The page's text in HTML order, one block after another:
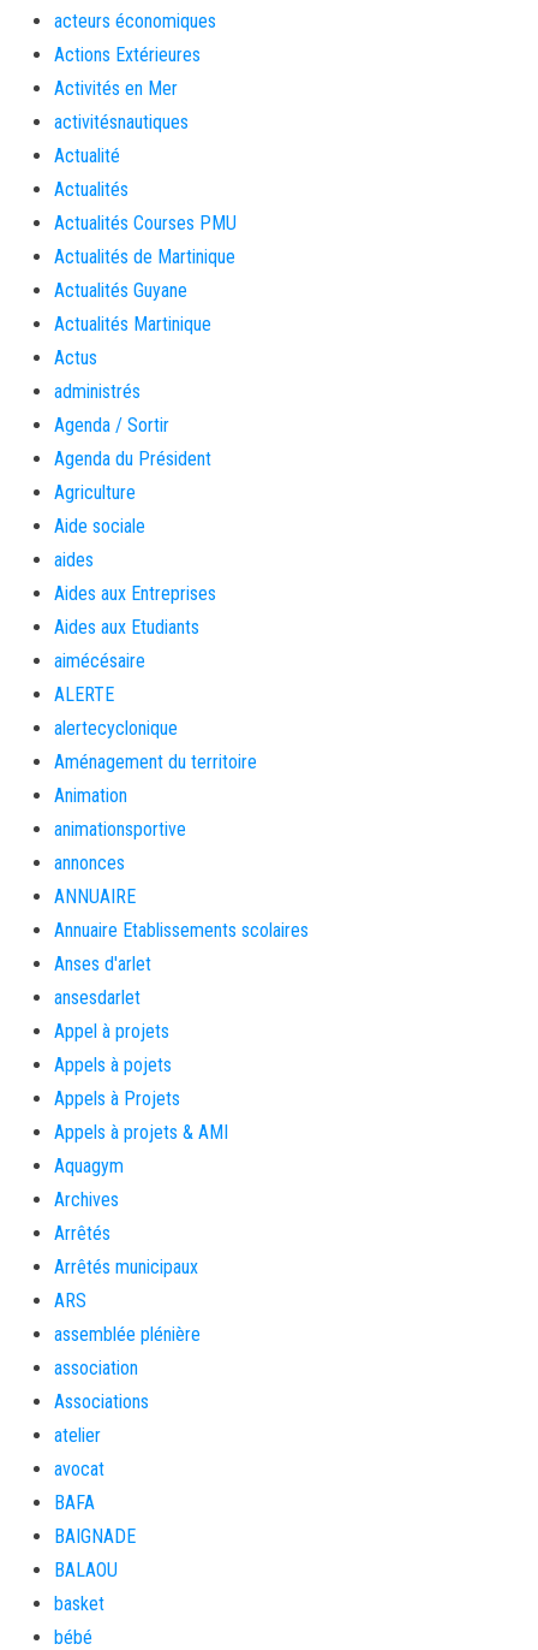
acteurs économiques
Actions Extérieures
Activités en Mer
activitésnautiques
Actualité
Actualités
Actualités Courses PMU
Actualités de Martinique
Actualités Guyane
Actualités Martinique
Actus
administrés
Agenda / Sortir
Agenda du Président
Agriculture
Aide sociale
aides
Aides aux Entreprises
Aides aux Etudiants
aimécésaire
ALERTE
alertecyclonique
Aménagement du territoire
Animation
animationsportive
annonces
ANNUAIRE
Annuaire Etablissements scolaires
Anses d'arlet
ansesdarlet
Appel à projets
Appels à pojets
Appels à Projets
Appels à projets & AMI
Aquagym
Archives
Arrêtés
Arrêtés municipaux
ARS
assemblée plénière
association
Associations
atelier
avocat
BAFA
BAIGNADE
BALAOU
basket
bébé